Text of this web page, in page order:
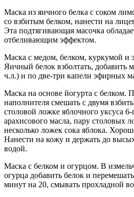
Маска из яичного белка с соком
со взбитым белком, нанести на
Эта подтягивающая масочка
отбеливающим эффектом.
Маска с медом, белком, куркумой
Яичный белок взболтать, добавить
ч.л.) и по две-три капели эфирных
Маска на основе йогурта с белком.
наполнителя смешать с двумя
столовой ложке яблочного уксуса
арахисового масла, пару столовых
несколько ложек сока яблока.
Нанести на кожу и держать до
водой.
Маска с белком и огурцом. В
огурца добавить белок и
минут на 20, смывать прохладной